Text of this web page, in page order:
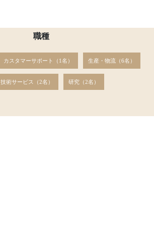
職種
カスタマーサポート （1名） 生産・物流 （6名）
技術サービス （2名） 研究 （2名）